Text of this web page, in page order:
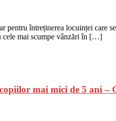
pentru întreținerea locuinței
cele mai scumpe vânzări în […]
mai mici de 5 ani –